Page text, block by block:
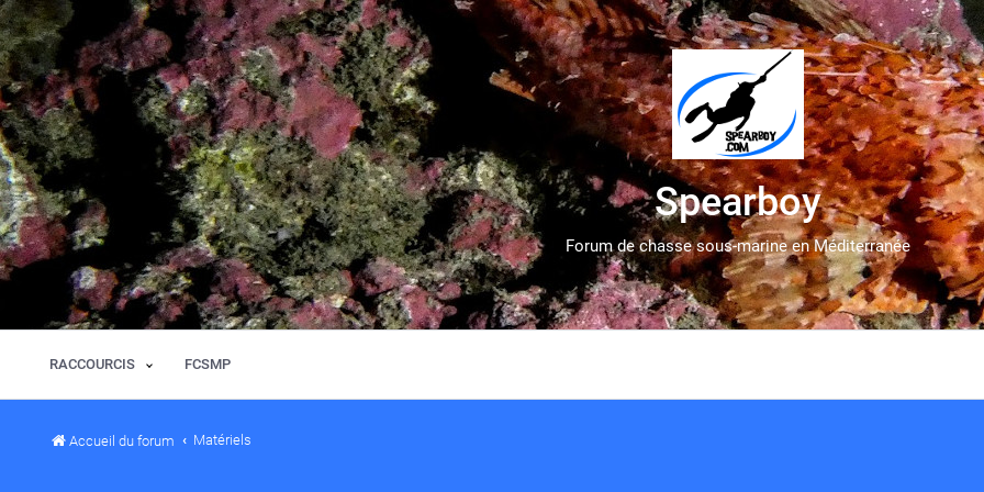
Spearboy
Forum de chasse sous-marine en Méditerranée
RACCOURCIS FCSMP
Accueil du forum Matériels